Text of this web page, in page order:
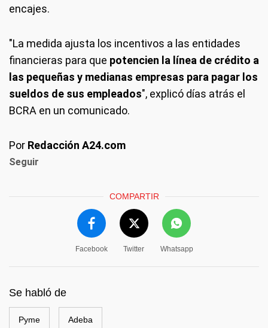
encajes.
"La medida ajusta los incentivos a las entidades
financieras para que potencien la línea de crédito a
las pequeñas y medianas empresas para pagar los
sueldos de sus empleados", explicó días atrás el
BCRA en un comunicado.
Por Redacción A24.com
Seguir
COMPARTIR
Facebook Twitter Whatsapp
Se habló de
Pyme Adeba